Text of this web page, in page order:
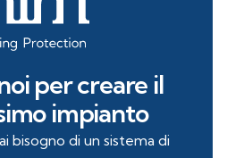
per creare il
impianto
bisogno di un sistema di